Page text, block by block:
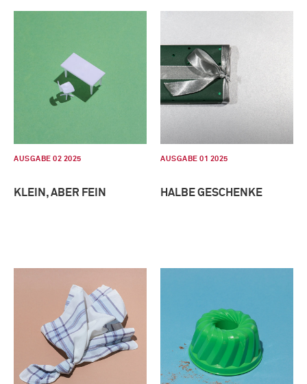
AUSGABE 02 2025
KLEIN, ABER FEIN
AUSGABE 01 2025
HALBE GESCHENKE